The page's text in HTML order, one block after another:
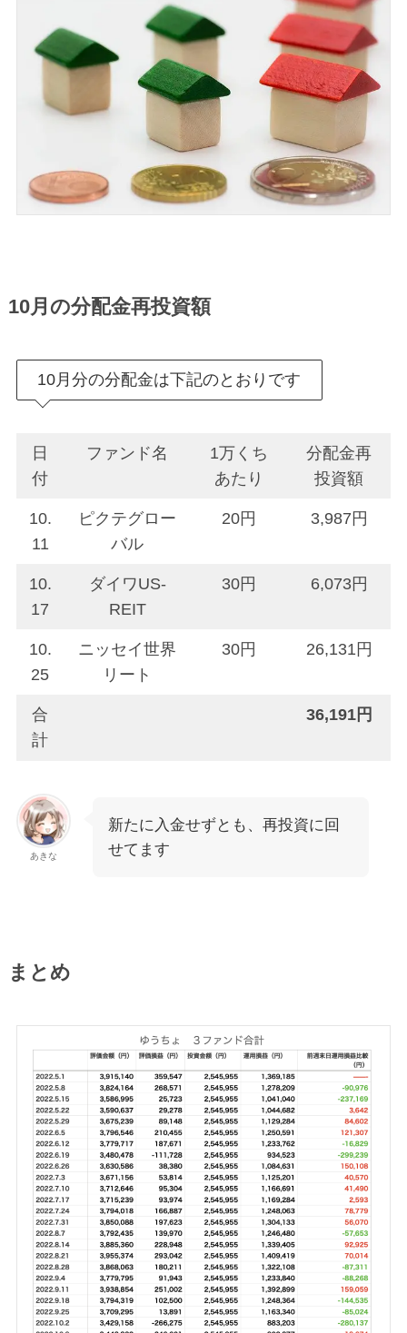
10月の分配金再投資額
10月分の分配金は下記のとおりです
日
付
ファンド名
1万くち
あたり
分配金再
投資額
10.
11
ピクテグロー
バル
20円 3,987円
10.
17
ダイワUS-
REIT
30円 6,073円
10.
25
ニッセイ世界
リート
30円 26,131円
合
計
36,191円
あきな
新たに入金せずとも、再投資に回
せてます
まとめ